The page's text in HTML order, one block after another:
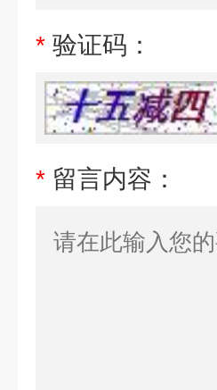
* 验证码：
* 留言内容：